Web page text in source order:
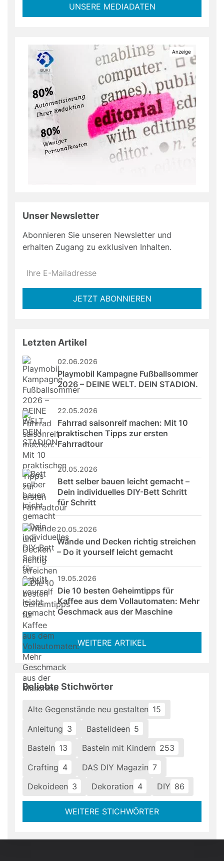
UNSERE MEDIADATEN
Unser Newsletter
Abonnieren Sie unseren Newsletter und
erhalten Zugang zu exklusiven Inhalten.
Do
*Ihre
JETZT ABONNIEREN
Letzten Artikel
02.06.2026
Playmobil Kampagne Fußballsommer
2026 – DEINE WELT. DEIN STADION.
22.05.2026
Fahrrad saisonreif machen: Mit 10
praktischen Tipps zur ersten
Fahrradtour
20.05.2026
Bett selber bauen leicht gemacht –
Dein individuelles DIY-Bett Schritt
für Schritt
20.05.2026
Wände und Decken richtig streichen
– Do it yourself leicht gemacht
19.05.2026
Die 10 besten Geheimtipps für
Kaffee aus dem Vollautomaten: Mehr
Geschmack aus der Maschine
WEITERE ARTIKEL
Beliebte Stichwörter
Alte Gegenstände neu gestalten 15
Anleitung 3 Bastelideen 5
Basteln 13 Basteln mit Kindern 253
Crafting 4 DAS DIY Magazin 7
Dekoideen 3 Dekoration 4 DIY 86
WEITERE STICHWÖRTER